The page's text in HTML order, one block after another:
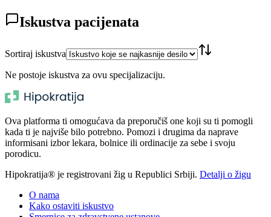
Iskustva pacijenata
Sortiraj iskustva
Ne postoje iskustva za ovu specijalizaciju.
Ova platforma ti omogućava da preporučiš one koji su ti pomogli
kada ti je najviše bilo potrebno. Pomozi i drugima da naprave
informisani izbor lekara, bolnice ili ordinacije za sebe i svoju
porodicu.
Hipokratija® je registrovani žig u Republici Srbiji. Detalji o žigu
O nama
Kako ostaviti iskustvo